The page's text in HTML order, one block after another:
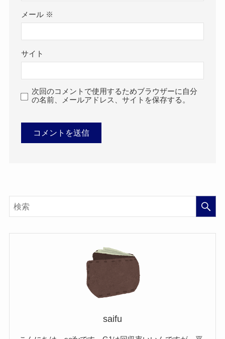
メール ※
サイト
次回のコメントで使用するためブラウザーに自分
の名前、メールアドレス、サイトを保存する。
saifu